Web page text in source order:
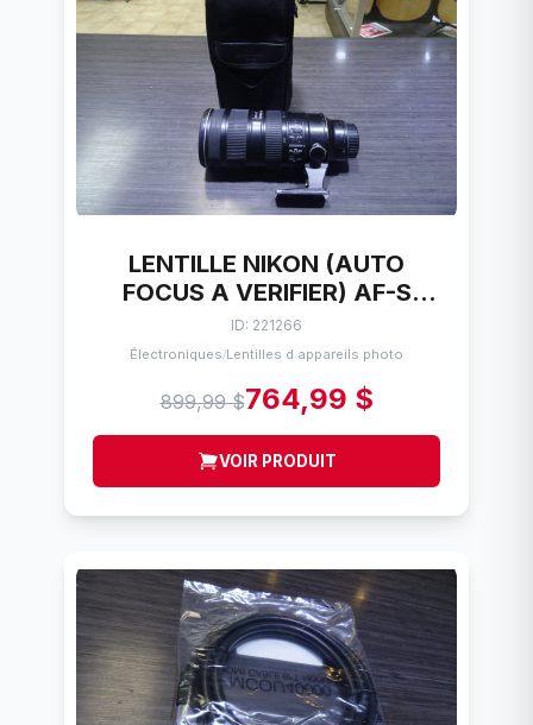
LENTILLE NIKON (AUTO
FOCUS A VERIFIER) AF-S
NIKKOR 70-200 2.8GII
ID: 221266
Électroniques/Lentilles d appareils photo
899,99 $764,99 $
VOIR PRODUIT